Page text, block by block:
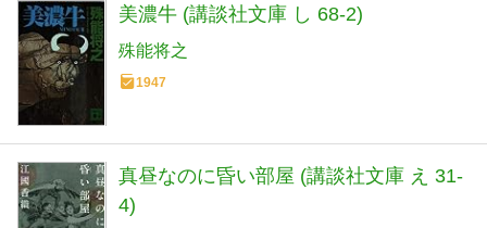
美濃牛 (講談社文庫 し 68-2)
殊能将之
1947
真昼なのに昏い部屋 (講談社文庫 え 31-
4)